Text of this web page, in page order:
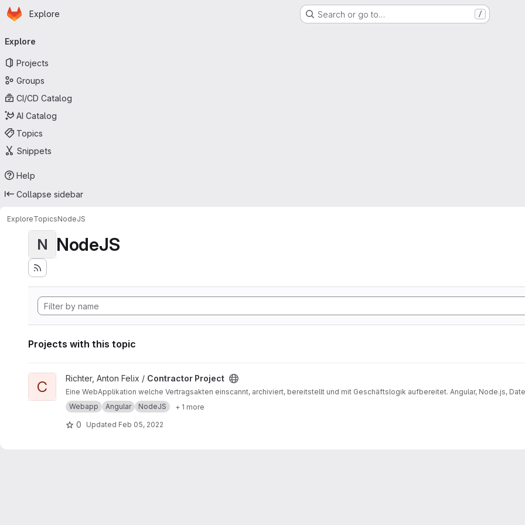
Skip to main content
Homepage
Explore Search or go to… /
navigation
Explore
Projects
Groups
CI/CD Catalog
AI Catalog
Topics
Snippets
Help
Collapse sidebar
ExploreTopicsNodeJS
N NodeJS
Projects with this topic
View Contractor Project project
C Richter, Anton Felix / Contractor Project
Eine WebApplikation welche Vertragsakten einscannt, archiviert, bereitstellt und mit Geschäftslogik aufbereitet. Angular, Node.js,
Webapp
Angular NodeJS + 1 more
0 Updated Feb 05, 2022